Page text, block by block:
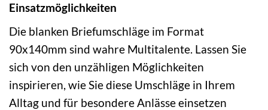
Einsatzmöglichkeiten
Die blanken Briefumschläge im Format
90x140mm sind wahre Multitalente. Lassen Sie
sich von den unzähligen Möglichkeiten
inspirieren, wie Sie diese Umschläge in Ihrem
Alltag und für besondere Anlässe einsetzen